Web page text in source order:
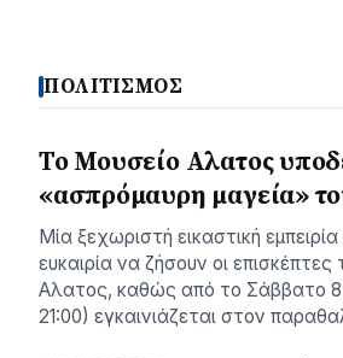
ΠΟΛΙΤΙΣΜΟΣ
Το Μουσείο Αλατος
«ασπρόμαυρη μαγεία»
Μία ξεχωριστή εικαστική
ευκαιρία να ζήσουν οι
Αλατος, καθώς από το Σάββατο
21:00) εγκαινιάζεται στον